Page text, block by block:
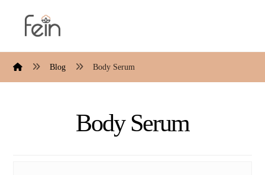
Blog Body Serum
Body Serum